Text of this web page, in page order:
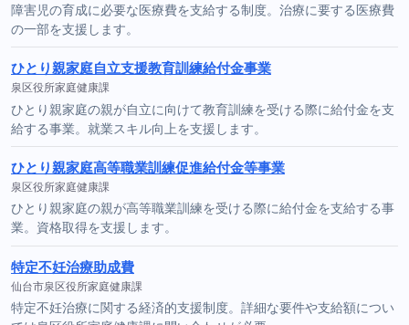
障害児の育成に必要な医療費を支給する制度。治療に要する医療費
の一部を支援します。
ひとり親家庭自立支援教育訓練給付金事業
泉区役所家庭健康課
ひとり親家庭の親が自立に向けて教育訓練を受ける際に給付金を支
給する事業。就業スキル向上を支援します。
ひとり親家庭高等職業訓練促進給付金等事業
泉区役所家庭健康課
ひとり親家庭の親が高等職業訓練を受ける際に給付金を支給する事
業。資格取得を支援します。
特定不妊治療助成費
仙台市泉区役所家庭健康課
特定不妊治療に関する経済的支援制度。詳細な要件や支給額につい